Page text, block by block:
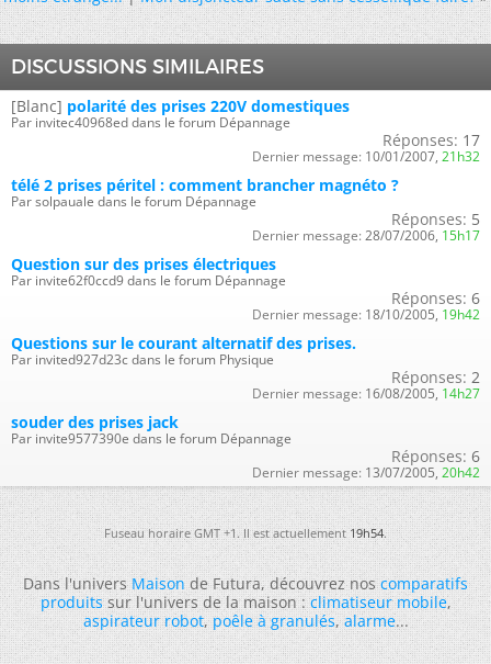
DISCUSSIONS SIMILAIRES
[Blanc] polarité des prises 220V domestiques
Par invitec40968ed dans le forum Dépannage
Réponses: 17
Dernier message: 10/01/2007, 21h32
télé 2 prises péritel : comment brancher magnéto ?
Par solpauale dans le forum Dépannage
Réponses: 5
Dernier message: 28/07/2006, 15h17
Question sur des prises électriques
Par invite62f0ccd9 dans le forum Dépannage
Réponses: 6
Dernier message: 18/10/2005, 19h42
Questions sur le courant alternatif des prises.
Par invited927d23c dans le forum Physique
Réponses: 2
Dernier message: 16/08/2005, 14h27
souder des prises jack
Par invite9577390e dans le forum Dépannage
Réponses: 6
Dernier message: 13/07/2005, 20h42
Fuseau horaire GMT +1. Il est actuellement19h54.
Dans l'universMaisonde Futura, découvrez noscomparatifs
produitssur l'univers de la maison :climatiseur mobile,
aspirateur robot,poêle à granulés,alarme...